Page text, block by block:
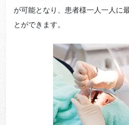
が可能となり、患者様一人一人に
とができます。